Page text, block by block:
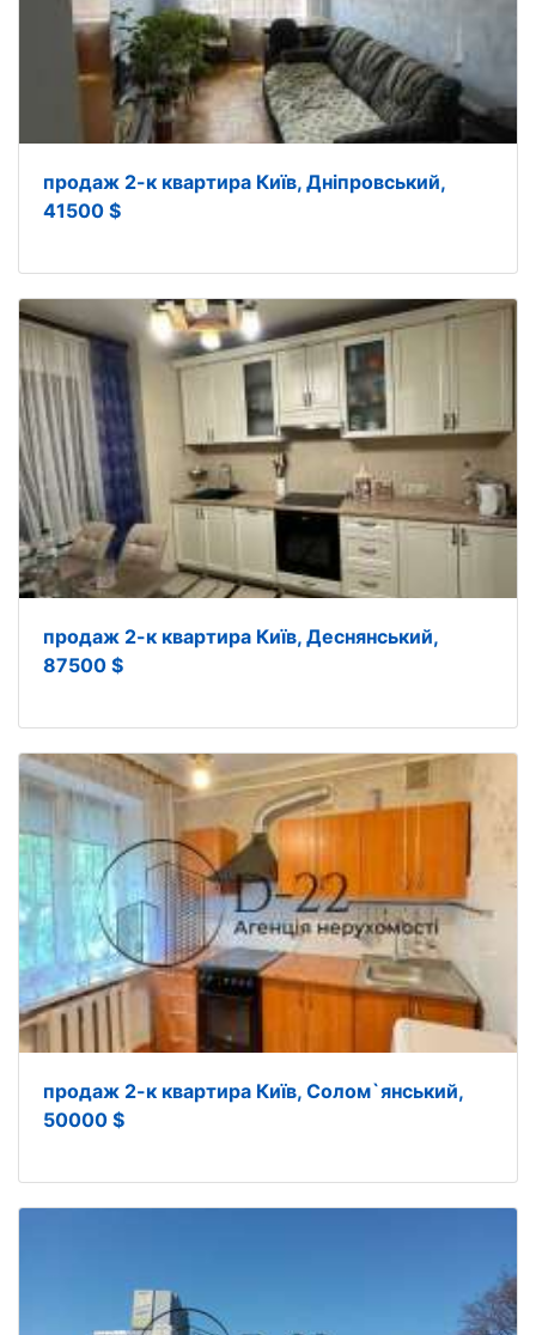
продаж 2-к квартира Київ, Дніпровський,
41500 $
продаж 2-к квартира Київ, Деснянський,
87500 $
продаж 2-к квартира Київ, Солом`янський,
50000 $